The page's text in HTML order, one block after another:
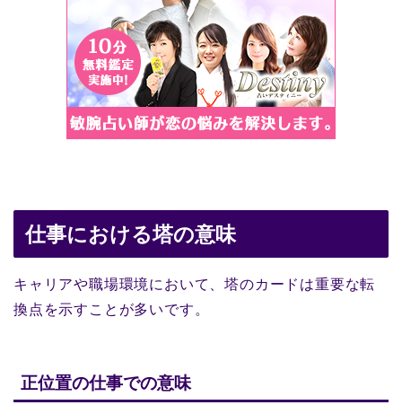
仕事における塔の意味
キャリアや職場環境において、塔のカードは重要な転
換点を示すことが多いです。
正位置の仕事での意味